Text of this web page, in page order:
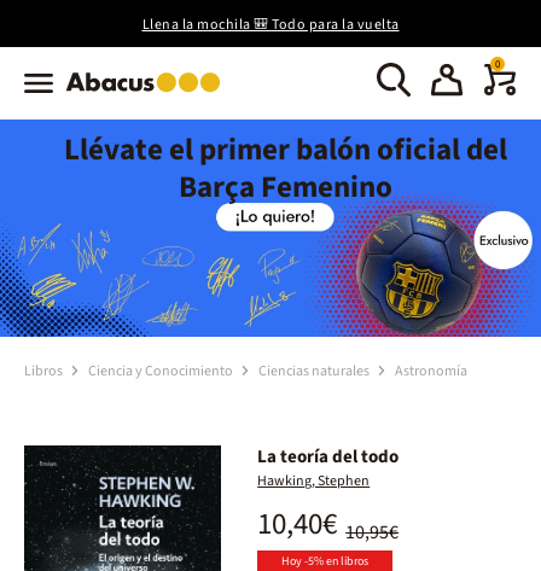
Llena la mochila 🎒 Todo para la vuelta
0
Llévate el primer balón oficial del
Barça Femenino
Libros Ciencia y Conocimiento Ciencias naturales Astronomía
La teoría del todo
Hawking, Stephen
10,95€
10,40€
Hoy -5% en libros